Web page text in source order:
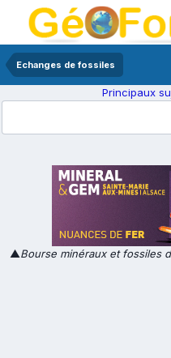
Echanges de fossiles
Principaux
▲Bourse minéraux et fossiles